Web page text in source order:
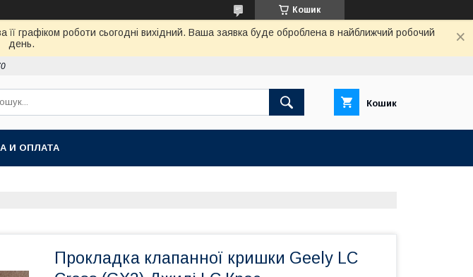
Кошик
графіком роботи сьогодні вихідний. Ваша заявка буде оброблена в найближчий робочий
день.
Кошик
И ОПЛАТА
Прокладка клапанної кришки Geely LC